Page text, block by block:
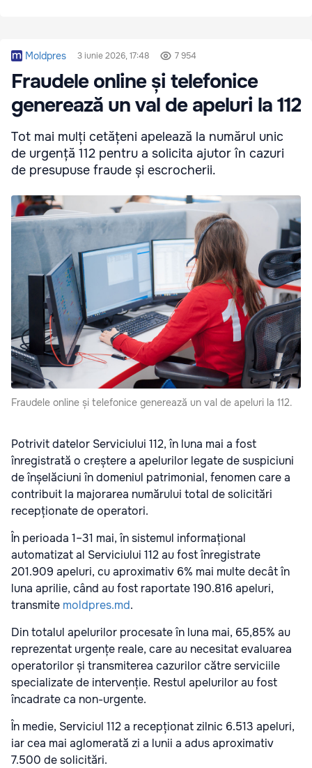
Moldpres 3 iunie 2026, 17:48 7 954
Fraudele online și telefonice
generează un val de apeluri la 112
Tot mai mulți cetățeni apelează la numărul unic
de urgență 112 pentru a solicita ajutor în cazuri
de presupuse fraude și escrocherii.
Fraudele online și telefonice generează un val de apeluri la 112.
Potrivit datelor Serviciului 112, în luna mai a fost
înregistrată o creștere a apelurilor legate de suspiciuni
de înșelăciuni în domeniul patrimonial, fenomen care a
contribuit la majorarea numărului total de solicitări
recepționate de operatori.
În perioada 1–31 mai, în sistemul informațional
automatizat al Serviciului 112 au fost înregistrate
201.909 apeluri, cu aproximativ 6% mai multe decât în
luna aprilie, când au fost raportate 190.816 apeluri,
transmite moldpres.md.
Din totalul apelurilor procesate în luna mai, 65,85% au
reprezentat urgențe reale, care au necesitat evaluarea
operatorilor și transmiterea cazurilor către serviciile
specializate de intervenție. Restul apelurilor au fost
încadrate ca non-urgente.
În medie, Serviciul 112 a recepționat zilnic 6.513 apeluri,
iar cea mai aglomerată zi a lunii a adus aproximativ
7.500 de solicitări.